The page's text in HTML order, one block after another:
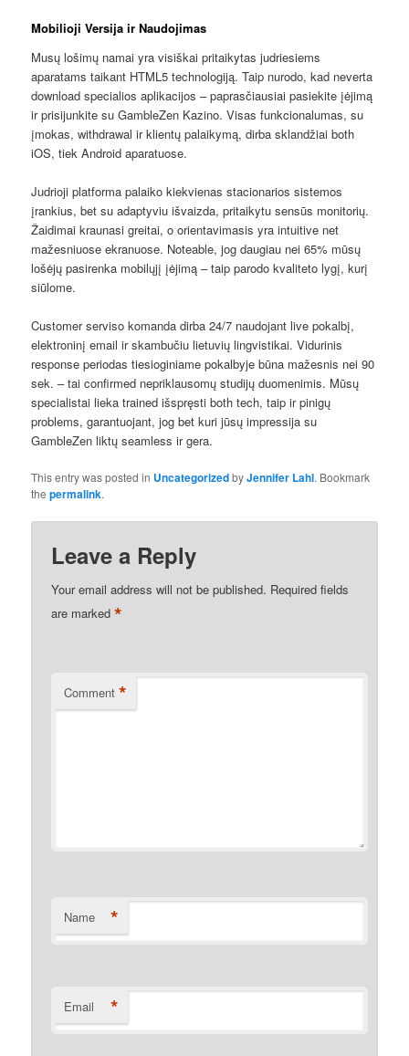
Mobilioji Versija ir Naudojimas
Musų lošimų namai yra visiškai pritaikytas judriesiems
aparatams taikant HTML5 technologiją. Taip nurodo, kad neverta
download specialios aplikacijos – paprasčiausiai pasiekite įėjimą
ir prisijunkite su GambleZen Kazino. Visas funkcionalumas, su
įmokas, withdrawal ir klientų palaikymą, dirba sklandžiai both
iOS, tiek Android aparatuose.
Judrioji platforma palaiko kiekvienas stacionarios sistemos
įrankius, bet su adaptyviu išvaizda, pritaikytu sensūs monitorių.
Žaidimai kraunasi greitai, o orientavimasis yra intuitive net
mažesniuose ekranuose. Noteable, jog daugiau nei 65% mūsų
lošėjų pasirenka mobilųjį įėjimą – taip parodo kvaliteto lygį, kurį
siūlome.
Customer serviso komanda dirba 24/7 naudojant live pokalbį,
elektroninį email ir skambučiu lietuvių lingvistikai. Vidurinis
response periodas tiesioginiame pokalbyje būna mažesnis nei 90
sek. – tai confirmed nepriklausomų studijų duomenimis. Mūsų
specialistai lieka trained išspręsti both tech, taip ir pinigų
problems, garantuojant, jog bet kuri jūsų impressija su
GambleZen liktų seamless ir gera.
This entry was posted in UncategorizedbyJennifer Lahl. Bookmark
thepermalink.
Leave a Reply
Your email address will not be published. Required fields
are marked*
Comment *
Name *
Email *